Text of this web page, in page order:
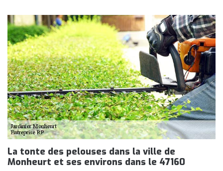
La tonte des pelouses dans la ville de
Monheurt et ses environs dans le 47160